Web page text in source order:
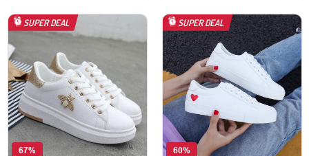
SUPER DEAL
67%
SUPER DEAL
60%